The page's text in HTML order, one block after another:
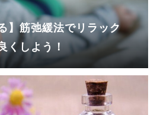
】筋弛緩法でリラック
くしよう！